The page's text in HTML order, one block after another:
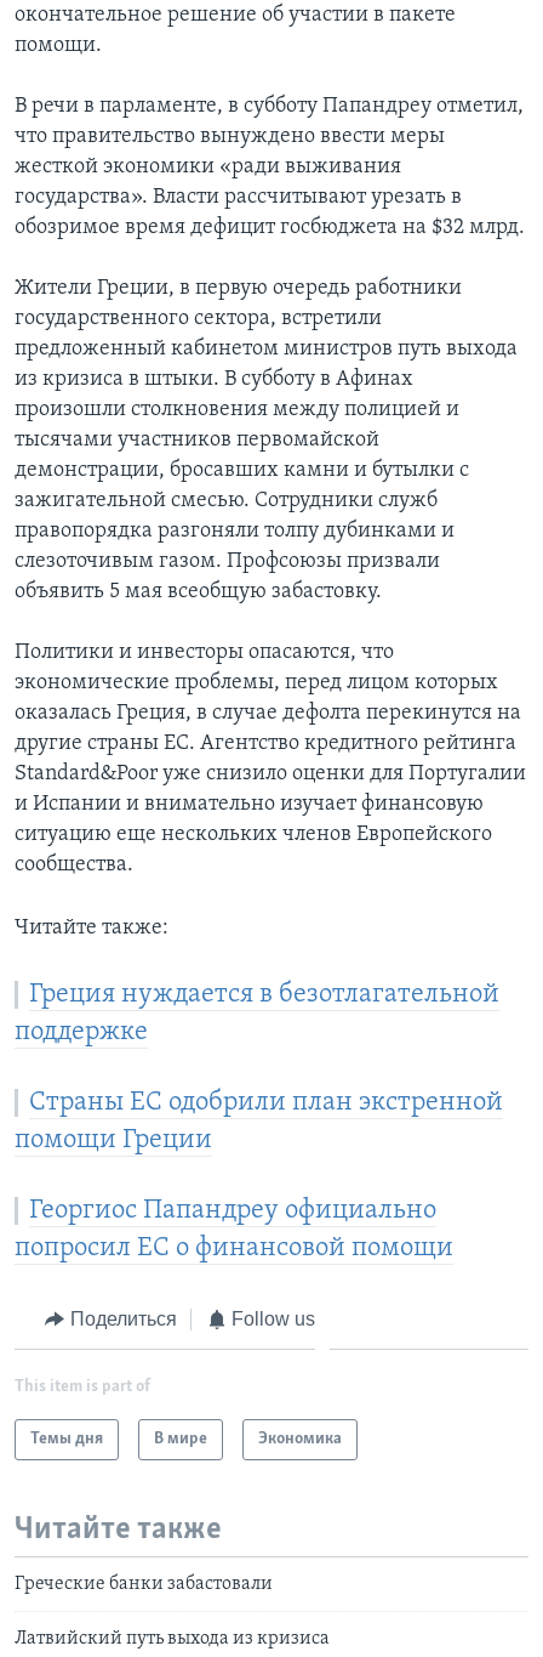
окончательное решение об участии в пакете
помощи.
В речи в парламенте, в субботу Папандреу отметил,
что правительство вынуждено ввести меры
жесткой экономики «ради выживания
государства». Власти рассчитывают урезать в
обозримое время дефицит госбюджета на $32 млрд.
Жители Греции, в первую очередь работники
государственного сектора, встретили
предложенный кабинетом министров путь выхода
из кризиса в штыки. В субботу в Афинах
произошли столкновения между полицией и
тысячами участников первомайской
демонстрации, бросавших камни и бутылки с
зажигательной смесью. Сотрудники служб
правопорядка разгоняли толпу дубинками и
слезоточивым газом. Профсоюзы призвали
объявить 5 мая всеобщую забастовку.
Политики и инвесторы опасаются, что
экономические проблемы, перед лицом которых
оказалась Греция, в случае дефолта перекинутся на
другие страны ЕС. Агентство кредитного рейтинга
Standard&Poor уже снизило оценки для Португалии
и Испании и внимательно изучает финансовую
ситуацию еще нескольких членов Европейского
сообщества.
Читайте также:
Греция нуждается в безотлагательной
поддержке
Страны ЕС одобрили план экстренной
помощи Греции
Георгиос Папандреу официально
попросил ЕС о финансовой помощи
Поделиться Follow us
This item is part of
Темы дня В мире Экономика
Читайте также
Греческие банки забастовали
Латвийский путь выхода из кризиса